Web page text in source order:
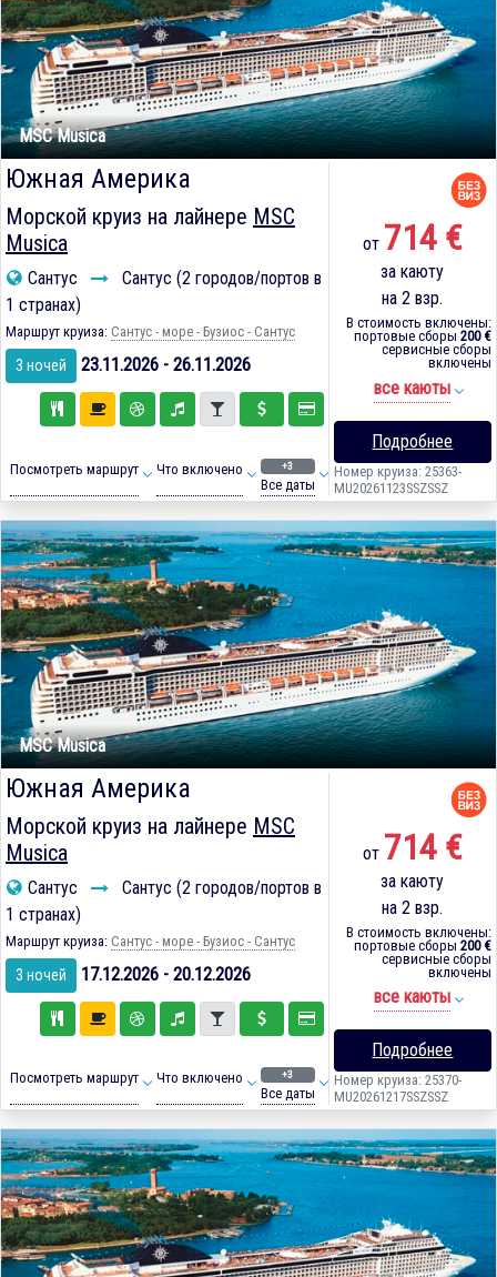
MSC Musica
Южная Америка
Морской круиз на лайнере MSC
Musica
Сантус
Сантус (2 городов/портов в
1 странах)
Маршрут круиза: Сантус - море - Бузиос - Сантус
3 ночей 23.11.2026 - 26.11.2026
Посмотреть маршрут Что включено +3
Все даты
от 714 €
за каюту
на 2 взр.
В стоимость включены:
портовые сборы 200 €
сервисные сборы
включены
все каюты
Подробнее
Номер круиза: 25363-
MU20261123SSZSSZ
MSC Musica
Южная Америка
Морской круиз на лайнере MSC
Musica
Сантус
Сантус (2 городов/портов в
1 странах)
Маршрут круиза: Сантус - море - Бузиос - Сантус
3 ночей 17.12.2026 - 20.12.2026
Посмотреть маршрут Что включено +3
Все даты
от 714 €
за каюту
на 2 взр.
В стоимость включены:
портовые сборы 200 €
сервисные сборы
включены
все каюты
Подробнее
Номер круиза: 25370-
MU20261217SSZSSZ